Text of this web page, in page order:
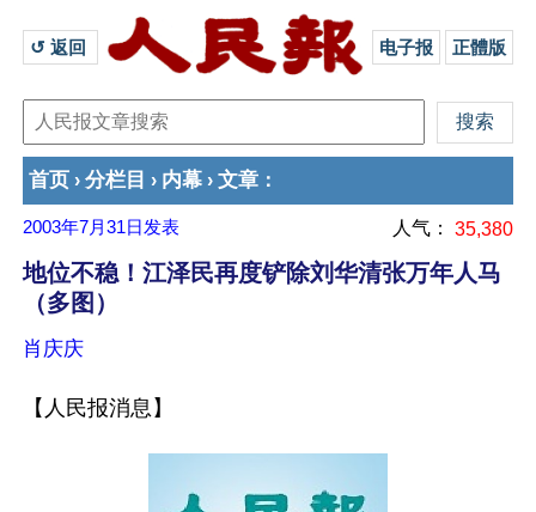
↺ 返回 电子报 正體版
首页 › 分栏目 › 内幕 › 文章 ：
2003年7月31日 发表 人气： 35,380
地位不稳！江泽民再度铲除刘华清张万年人马
（多图）
肖庆庆
【人民报消息】